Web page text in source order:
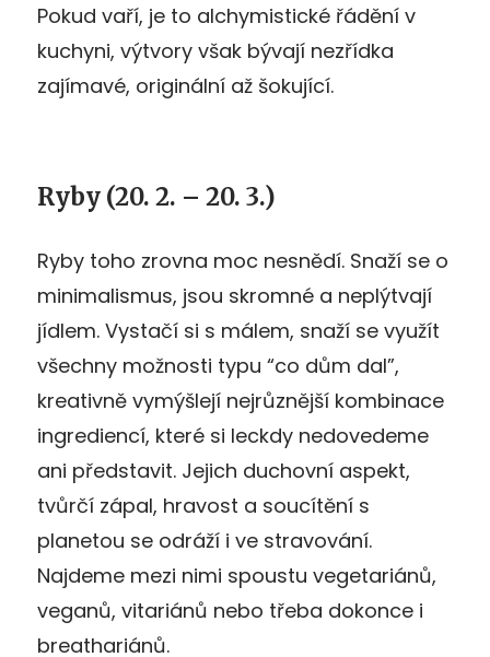
Pokud vaří, je to alchymistické řádění v
kuchyni, výtvory však bývají nezřídka
zajímavé, originální až šokující.
Ryby (20. 2. – 20. 3.)
Ryby toho zrovna moc nesnědí. Snaží se o
minimalismus, jsou skromné a neplýtvají
jídlem. Vystačí si s málem, snaží se využít
všechny možnosti typu “co dům dal”,
kreativně vymýšlejí nejrůznější kombinace
ingrediencí, které si leckdy nedovedeme
ani představit. Jejich duchovní aspekt,
tvůrčí zápal, hravost a soucítění s
planetou se odráží i ve stravování.
Najdeme mezi nimi spoustu vegetariánů,
veganů, vitariánů nebo třeba dokonce i
breathariánů.